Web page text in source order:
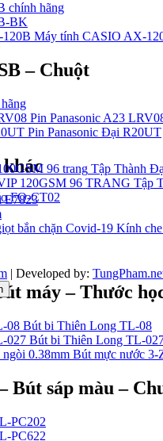
chính hãng
BK
Máy tính CASIO AX-
– Chuột
Pin Panasonic A23
Pin Panasonic Đại R20UT
E7823
Kính
máy – Thước
Bút bi Thiên Long TL-08
Bút bi Thiên Long TL-
Bút mực nước 3-
Bút sáp màu –
PC202
PC622
Tập Thành
Tập
FO-CT02
| Developed by: